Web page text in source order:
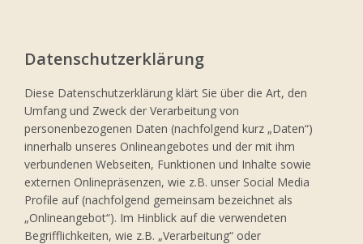
Datenschutzerklärung
Diese Datenschutzerklärung klärt Sie über die Art, den
Umfang und Zweck der Verarbeitung von
personenbezogenen Daten (nachfolgend kurz „Daten“)
innerhalb unseres Onlineangebotes und der mit ihm
verbundenen Webseiten, Funktionen und Inhalte sowie
externen Onlinepräsenzen, wie z.B. unser Social Media
Profile auf (nachfolgend gemeinsam bezeichnet als
„Onlineangebot“). Im Hinblick auf die verwendeten
Begrifflichkeiten, wie z.B. „Verarbeitung“ oder